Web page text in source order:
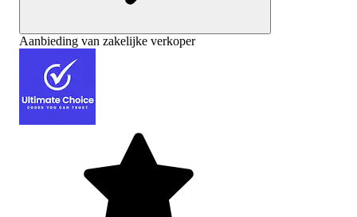
Aanbieding van zakelijke verkoper